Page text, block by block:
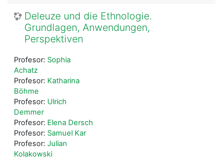
Deleuze und die Ethnologie.
Grundlagen, Anwendungen,
Perspektiven
Profesor: Sophia
Achatz
Profesor: Katharina
Böhme
Profesor: Ulrich
Demmer
Profesor: Elena Dersch
Profesor: Samuel Kar
Profesor: Julian
Kolakowski